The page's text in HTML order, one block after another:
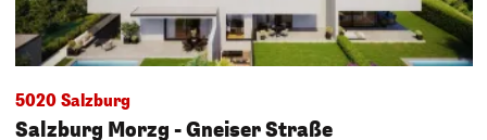
5020 Salzburg
Salzburg Morzg - Gneiser Straße